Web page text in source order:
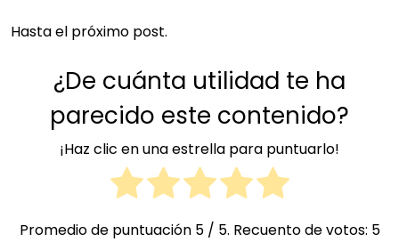
Hasta el próximo post.
¿De cuánta utilidad te ha
parecido este contenido?
¡Haz clic en una estrella para puntuarlo!
Promedio de puntuación 5/ 5. Recuento de votos: 5